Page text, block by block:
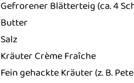
Gefrorener Blätterteig (ca. 4
Butter
Salz
Kräuter Crème Fraîche
Fein gehackte Kräuter (z. B.